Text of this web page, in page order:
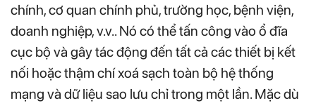
chính, cơ quan chính phủ, trường học, bệnh viện,
doanh nghiệp, v.v.. Nó có thể tấn công vào ổ đĩa
cục bộ và gây tác động đến tất cả các thiết bị kết
nối hoặc thậm chí xoá sạch toàn bộ hệ thống
mạng và dữ liệu sao lưu chỉ trong một lần. Mặc dù